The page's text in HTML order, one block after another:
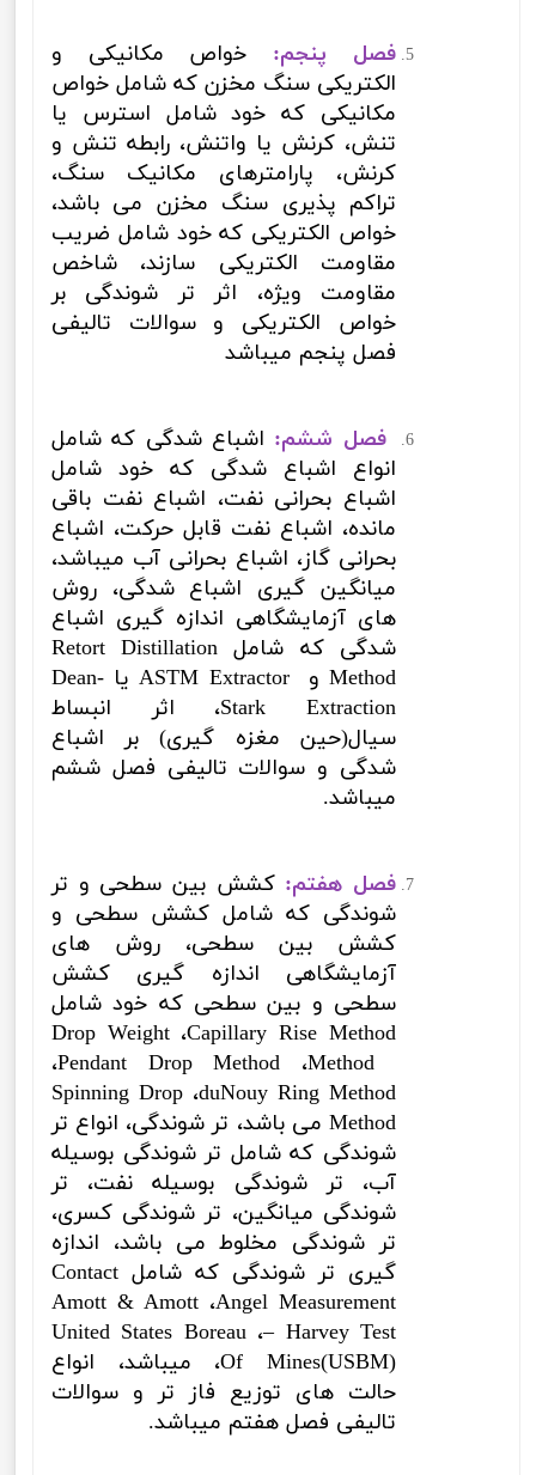
فصل پنجم: خواص مکانیکی و
الکتریکی سنگ مخزن که شامل خواص
مکانیکی که خود شامل استرس یا
تنش، کرنش یا واتنش، رابطه تنش و
کرنش، پارامترهای مکانیک سنگ،
تراکم پذیری سنگ مخزن می باشد،
خواص الکتریکی که خود شامل ضریب
مقاومت الکتریکی سازند، شاخص
مقاومت ویژه، اثر تر شوندگی بر
خواص الکتریکی و سوالات تالیفی
فصل پنجم میباشد
فصل ششم: اشباع شدگی که شامل
انواع اشباع شدگی که خود شامل
اشباع بحرانی نفت، اشباع نفت باقی
مانده، اشباع نفت قابل حرکت، اشباع
بحرانی گاز، اشباع بحرانی آب میباشد،
میانگین گیری اشباع شدگی، روش
های آزمایشگاهی اندازه گیری اشباع
شدگی که شامل Retort Distillation
Methodو ASTM Extractorیا Dean-
Stark Extraction، اثر انبساط
سیال(حین مغزه گیری) بر اشباع
شدگی و سوالات تالیفی فصل ششم
میباشد.
فصل هفتم: کشش بین سطحی و تر
شوندگی که شامل کشش سطحی و
کشش بین سطحی، روش های
آزمایشگاهی اندازه گیری کشش
سطحی و بین سطحی که خود شامل
Capillary Rise Method،Drop Weight
Method، Pendant Drop Method،
duNouy Ring Method، Spinning Drop
Method می باشد، تر شوندگی، انواع تر
شوندگی که شامل تر شوندگی بوسیله
آب، تر شوندگی بوسیله نفت، تر
شوندگی میانگین، تر شوندگی کسری،
تر شوندگی مخلوط می باشد، اندازه
گیری تر شوندگی که شامل Contact
Angel Measurement، Amott & Amott
– Harvey Test،United States Boreau
Of Mines(USBM)، میباشد، انواع
حالت های توزیع فاز تر و سوالات
تالیفی فصل هفتم میباشد.